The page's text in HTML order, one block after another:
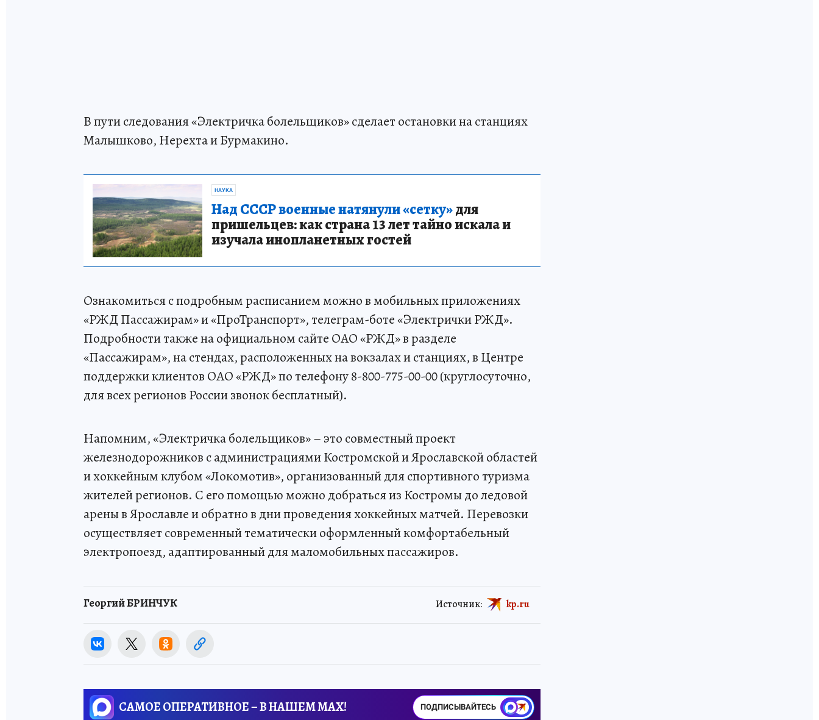
В пути следования «Электричка болельщиков» сделает остановки на станциях
Малышково, Нерехта и Бурмакино.
НАУКА
Над СССР военные натянули «сетку»для
пришельцев: как страна 13 лет тайно искала и
изучала инопланетных гостей
Ознакомиться с подробным расписанием можно в мобильных приложениях
«РЖД Пассажирам» и «ПроТранспорт», телеграм-боте «Электрички РЖД».
Подробности также на официальном сайте ОАО «РЖД» в разделе
«Пассажирам», на стендах, расположенных на вокзалах и станциях, в Центре
поддержки клиентов ОАО «РЖД» по телефону 8-800-775-00-00 (круглосуточно,
для всех регионов России звонок бесплатный).
Напомним, «Электричка болельщиков» – это совместный проект
железнодорожников с администрациями Костромской и Ярославской областей
и хоккейным клубом «Локомотив», организованный для спортивного туризма
жителей регионов. С его помощью можно добраться из Костромы до ледовой
арены в Ярославле и обратно в дни проведения хоккейных матчей. Перевозки
осуществляет современный тематически оформленный комфортабельный
электропоезд, адаптированный для маломобильных пассажиров.
Георгий БРИНЧУК Источник: kp.ru
САМОЕ ОПЕРАТИВНОЕ – В НАШЕМ MAX! ПОДПИСЫВАЙТЕСЬ